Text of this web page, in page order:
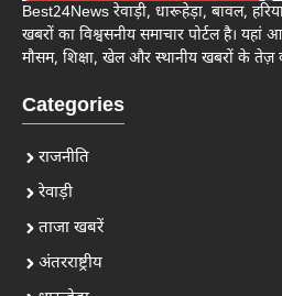
Best24News रेवाड़ी, धारूहेड़ा, बावल,
खबरों का विश्वसनीय समाचार पोर्टल है। यहां
मौसम, शिक्षा, खेल और स्थानीय खबरों के
Categories
राजनीति
रेवाड़ी
ताजा खबरें
अंतरराष्ट्रीय